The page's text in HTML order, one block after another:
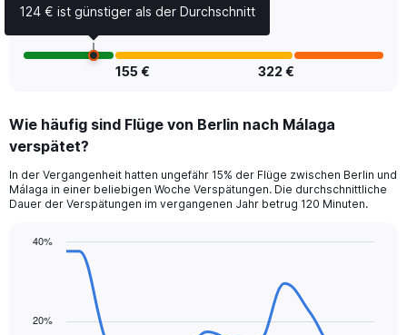
Number
155 € 322 €
Wie häufig sind Flüge von Berlin nach Málaga
verspätet?
In der Vergangenheit hatten ungefähr 15% der Flüge zwischen Berlin und
Málaga in einer beliebigen Woche Verspätungen. Die durchschnittliche
Dauer der Verspätungen im vergangenen Jahr betrug 120 Minuten.
data
20%
40%
124 € ist günstiger als der Durchschnitt